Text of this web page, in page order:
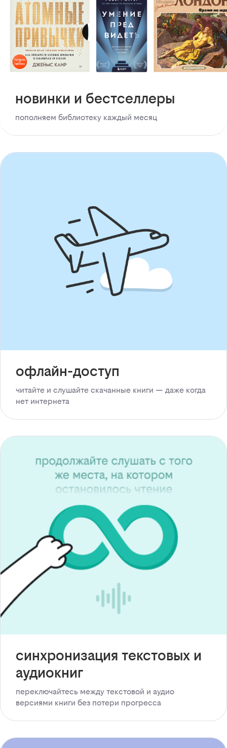
новинки и бестселлеры
пополняем библиотеку каждый месяц
офлайн-доступ
читайте и слушайте скачанные книги — даже когда
нет интернета
синхронизация текстовых и
аудиокниг
переключайтесь между текстовой и аудио
версиями книги без потери прогресса